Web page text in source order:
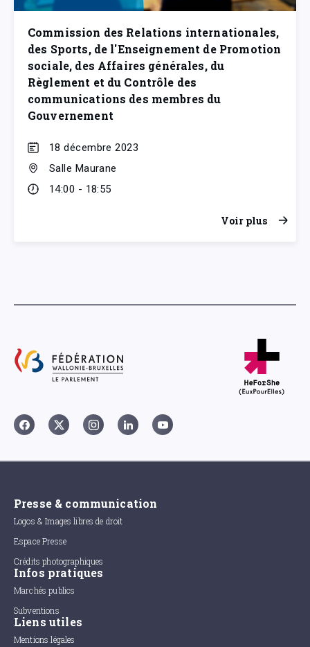
Commission des Relations internationales,
des Sports, de l'Enseignement de Promotion
sociale, des Affaires générales, du
Règlement et du Contrôle des
communications des membres du
Gouvernement
18 décembre 2023
Salle Maurane
14:00 - 18:55
Voir plus
Presse & communication
Logos & Images libres de droit
Espace Presse
Crédits photographiques
Infos pratiques
Marchés publics
Subventions
Liens utiles
Mentions légales